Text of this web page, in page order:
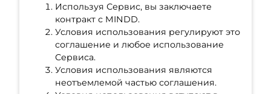
Используя Сервис, вы заключаете
контракт с MINDD.
Условия использования регулируют это
соглашение и любое использование
Сервиса.
Условия использования являются
неотъемлемой частью соглашения.